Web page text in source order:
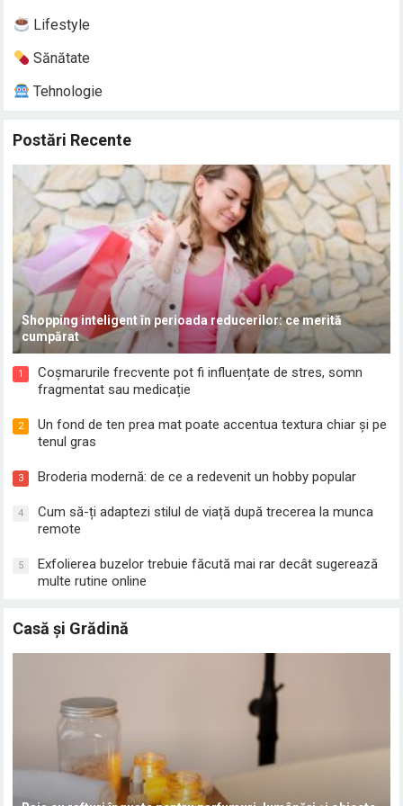
Lifestyle
Sănătate
Tehnologie
Postări Recente
Shopping inteligent în perioada reducerilor: ce merită
cumpărat
1
Coșmarurile frecvente pot fi influențate de stres, somn
fragmentat sau medicație
2
Un fond de ten prea mat poate accentua textura chiar și pe
tenul gras
3 Broderia modernă: de ce a redevenit un hobby popular
4
Cum să-ți adaptezi stilul de viață după trecerea la munca
remote
5
Exfolierea buzelor trebuie făcută mai rar decât sugerează
multe rutine online
Casă și Grădină